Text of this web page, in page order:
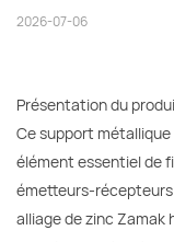
2026-07-06
Présentation du
Ce support
élément essentiel de
émetteurs-
alliage de zinc Zamak